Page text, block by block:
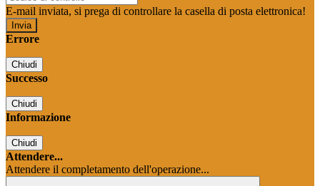
E-mail inviata, si prega di controllare la casella di posta elettronica!
Errore
Chiudi
Successo
Chiudi
Informazione
Chiudi
Attendere...
Attendere il completamento dell'operazione...